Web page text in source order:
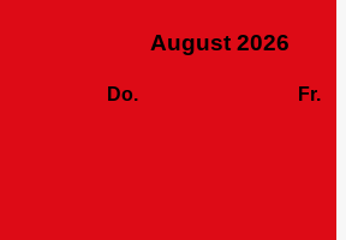
August 2026
Do. Fr.